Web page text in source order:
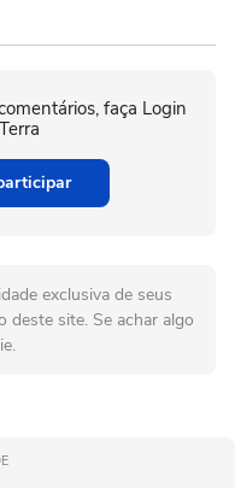
faça Login
exclusiva de seus
deste site. Se achar algo